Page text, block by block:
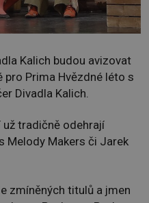
Kalich budou avizovat
pro Prima Hvězdné léto s
Divadla Kalich.
už tradičně odehrají
Melody Makers či Jarek
zmíněných titulů a jmen